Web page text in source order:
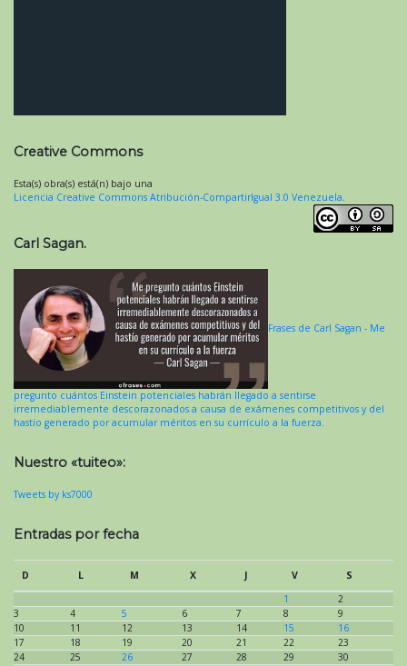
Creative Commons
Esta(s) obra(s) está(n) bajo una
Licencia Creative Commons Atribución-CompartirIgual 3.0 Venezuela.
Carl Sagan.
Frases de Carl Sagan - Me
pregunto cuántos Einstein potenciales habrán llegado a sentirse
irremediablemente descorazonados a causa de exámenes competitivos y del
hastío generado por acumular méritos en su currículo a la fuerza.
Nuestro «tuiteo»:
Tweets by ks7000
Entradas por fecha
D L M X J V
S
1
2
3
4 5 6 7 8
9
10
11 12 13 14 15
16
17
18 19 20 21 22
23
24
25 26 27 28 29
30